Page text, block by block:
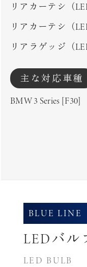
リアカーテシ（
リアカーテシ（
リアラゲッジ（
主な対応車種
BMW 3 Series [F30]
BLUE LINE
LEDバル
LED BULB